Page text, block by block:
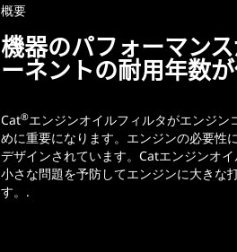
概要
機器のパフォーマン
ーネントの耐用年数
Cat®エンジンオイルフィルタがエンジ
めに重要になります。エンジンの必要性
デザインされています。Catエンジンオ
小さな問題を予防してエンジンに大きな
す。.